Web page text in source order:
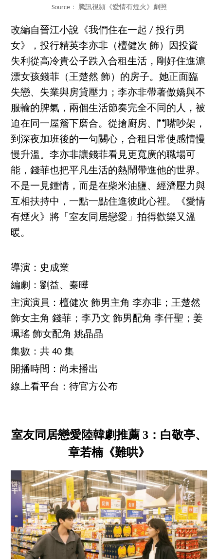
Source： 騰訊視頻《愛情有煙火》劇照
改編自晉江小說《我們住在一起 / 投行男
女》，投行精英李亦非（檀健次 飾）因投資
失利從高冷貴公子跌入合租生活，剛好住進滬
漂女孩錢菲（王楚然 飾）的房子。她正面臨
失戀、失業與房貸壓力；李亦非帶著傲嬌與不
服輸的脾氣，兩個生活節奏完全不同的人，被
迫在同一屋簷下磨合。從搶廚房、鬥嘴吵架，
到深夜加班後的一句關心，合租日常使感情慢
慢升溫。李亦非讓錢菲看見更寬廣的職場可
能，錢菲也把平凡生活的熱鬧帶進他的世界。
不是一見鍾情，而是在柴米油鹽、經濟壓力與
互相扶持中，一點一點住進彼此心裡。《愛情
有煙火》將「室友同居戀愛」拍得歡樂又溫
暖。
導演：史成業
編劇：劉益、秦曄
主演演員：檀健次 飾男主角 李亦非；王楚然
飾女主角 錢菲；李乃文 飾男配角 李仟聖；姜
珮瑤 飾女配角 姚晶晶
集數：共 40 集
開播時間：尚未播出
線上看平台：待官方公布
室友同居戀愛陸韓劇推薦 3：白敬亭、
章若楠《難哄》